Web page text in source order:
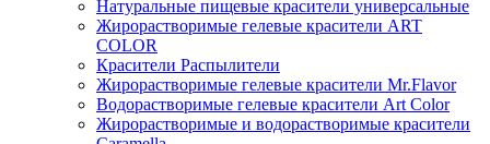
Натуральные пищевые красители универсальные
Жирорастворимые гелевые красители ART
COLOR
Красители Распылители
Жирорастворимые гелевые красители Mr.Flavor
Водорастворимые гелевые красители Art Color
Жирорастворимые и водорастворимые красители